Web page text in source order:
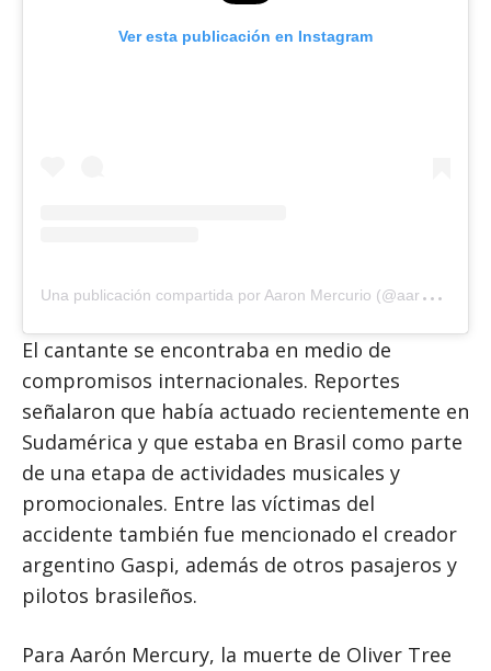
Ver esta publicación en Instagram
U
na publicación compartida por Aaron Mercurio (@aaronmercury)
El cantante se encontraba en medio de
compromisos internacionales. Reportes
señalaron que había actuado recientemente en
Sudamérica y que estaba en Brasil como parte
de una etapa de actividades musicales y
promocionales. Entre las víctimas del
accidente también fue mencionado el creador
argentino Gaspi, además de otros pasajeros y
pilotos brasileños.
Para Aarón Mercury, la muerte de Oliver Tree